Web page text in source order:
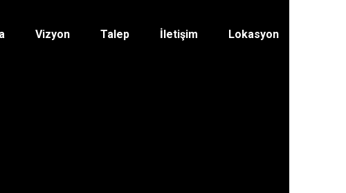
Vizyon Talep İletişim Lokasyon